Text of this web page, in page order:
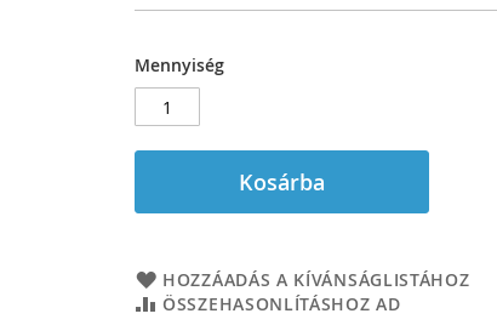
Mennyiség
Kosárba
HOZZÁADÁS A KÍVÁNSÁGLISTÁHOZ
ÖSSZEHASONLÍTÁSHOZ AD